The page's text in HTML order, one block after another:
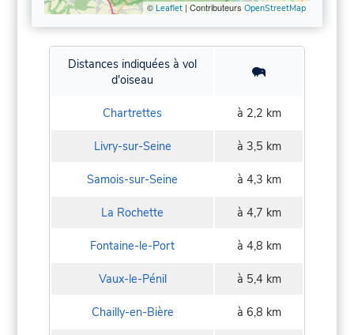
© Leaflet| Contributeurs OpenStreetMap
Distances indiquées à vol
d'oiseau
Chartrettes à 2,2 km
Livry-sur-Seine à 3,5 km
Samois-sur-Seine à 4,3 km
La Rochette à 4,7 km
Fontaine-le-Port à 4,8 km
Vaux-le-Pénil à 5,4 km
Chailly-en-Bière à 6,8 km